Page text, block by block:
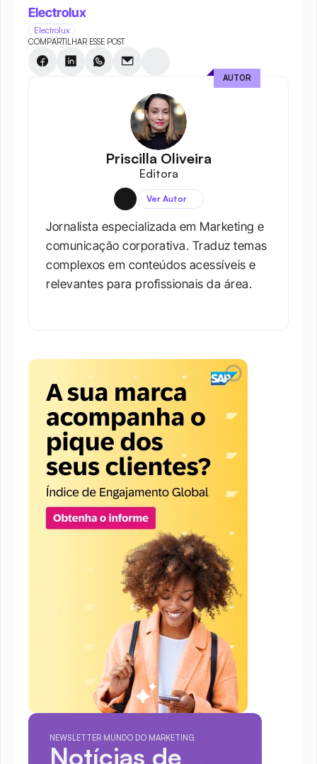
Electrolux
Electrolux
COMPARTILHAR ESSE POST
Priscilla Oliveira
Editora
Ver Autor
Jornalista especializada em Marketing e
comunicação corporativa. Traduz temas
complexos em conteúdos acessíveis e
relevantes para profissionais da área.​
AUTOR
NEWSLETTER MUNDO DO MARKETING
Notícias de